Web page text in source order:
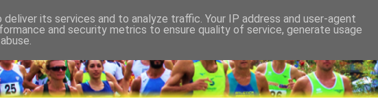
its services and to analyze traffic. Your IP address and user-agent
and security metrics to ensure quality of service, generate usage